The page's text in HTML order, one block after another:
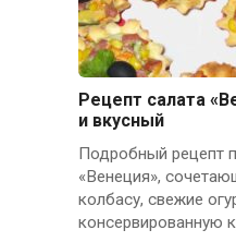
Рецепт салата
и вкусный
Подробный рецепт
«Венеция»,
колбасу, свежие
консервированную